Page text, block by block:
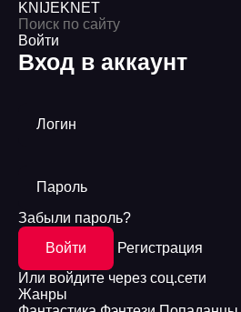
KNIJEKNET
Войти
Вход в аккаунт
Логин
Пароль
Забыли пароль?
Войти
Регистрация
Или войдите через соц.сети
Жанры